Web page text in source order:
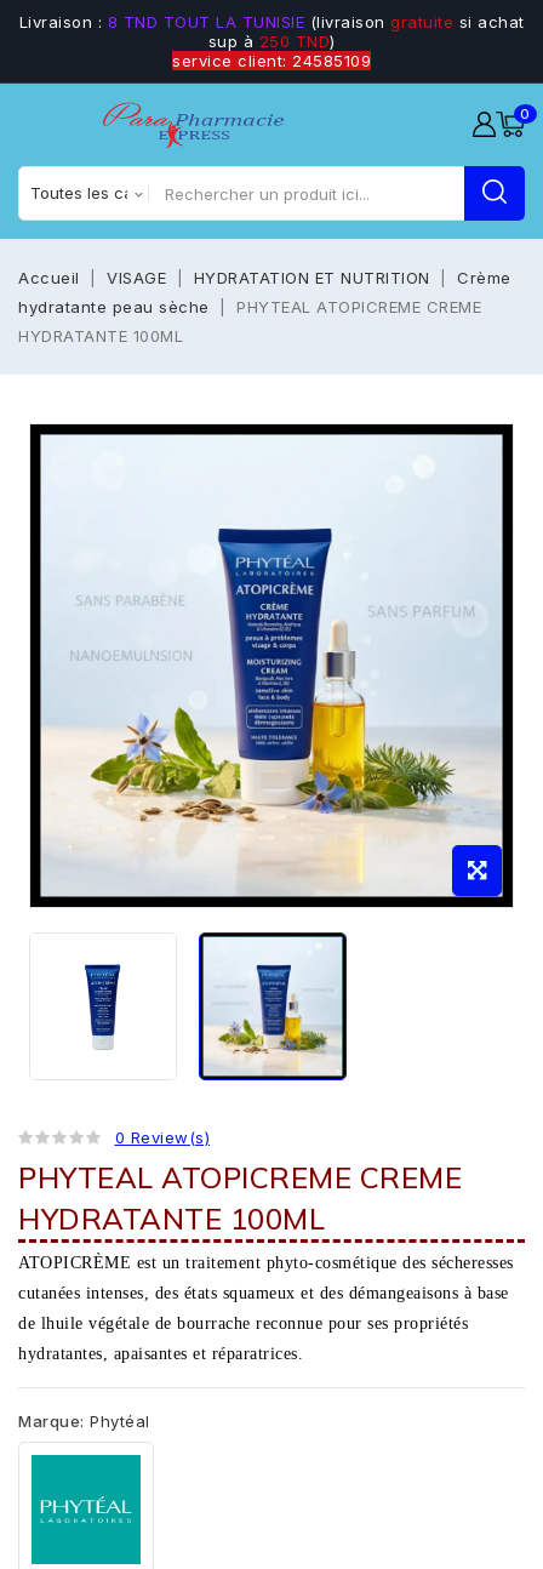
Livraison : 8 TND TOUT LA TUNISIE (livraison gratuite si achat
sup à 250 TND)
service client: 24585109
0
Accueil VISAGE HYDRATATION ET NUTRITION
Crème
hydratante peau sèche
PHYTEAL ATOPICREME CREME
HYDRATANTE 100ML
0 Review(s)
PHYTEAL ATOPICREME CREME
HYDRATANTE 100ML
ATOPICRÈME est un traitement phyto-cosmétique des sécheresses
cutanées intenses, des états squameux et des démangeaisons à base
de lhuile végétale de bourrache reconnue pour ses propriétés
hydratantes, apaisantes et réparatrices.
Marque: Phytéal